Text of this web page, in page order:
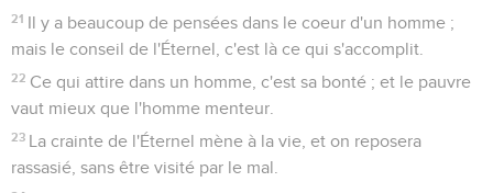
21 Il y a beaucoup de pensées dans le coeur d'un homme ;
mais le conseil de l'Éternel, c'est là ce qui s'accomplit.
22 Ce qui attire dans un homme, c'est sa bonté ; et le pauvre
vaut mieux que l'homme menteur.
23 La crainte de l'Éternel mène à la vie, et on reposera
rassasié, sans être visité par le mal.